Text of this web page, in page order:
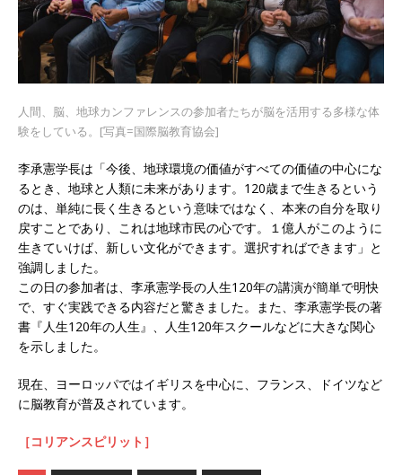
人間、脳、地球カンファレンスの参加者たちが脳を活用する多様な体
験をしている。[写真=国際脳教育協会]
李承憲学長は「今後、地球環境の価値がすべての価値の中心にな
るとき、地球と人類に未来があります。120歳まで生きるという
のは、単純に長く生きるという意味ではなく、本来の自分を取り
戻すことであり、これは地球市民の心です。１億人がこのように
生きていけば、新しい文化ができます。選択すればできます」と
強調しました。
この日の参加者は、李承憲学長の人生120年の講演が簡単で明快
で、すぐ実践できる内容だと驚きました。また、李承憲学長の著
書『人生120年の人生』、人生120年スクールなどに大きな関心
を示しました。
現在、ヨーロッパではイギリスを中心に、フランス、ドイツなど
に脳教育が普及されています。
［コリアンスピリット］